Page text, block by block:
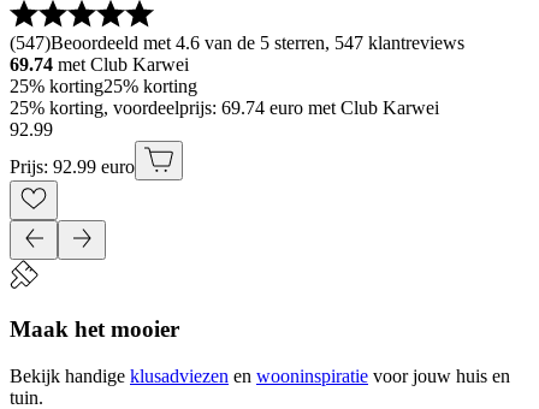
(547)Beoordeeld met 4.6 van de 5 sterren, 547 klantreviews
69.74 met Club Karwei
25% korting25% korting
25% korting, voordeelprijs: 69.74 euro met Club Karwei
92.99
Prijs: 92.99 euro
Maak het mooier
Bekijk handige klusadviezen en wooninspiratie voor jouw huis en
tuin.